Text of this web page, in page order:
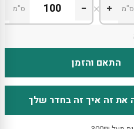
ס"מ +
×
− ס"מ
התאם והזמן
את זה איך זה בחדר שלך